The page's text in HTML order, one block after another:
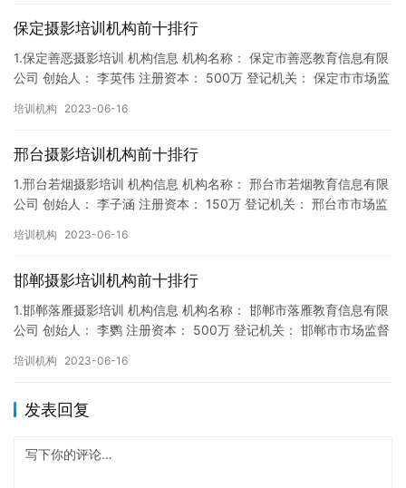
保定摄影培训机构前十排行
1.保定善恶摄影培训 机构信息 机构名称： 保定市善恶教育信息有限
公司 创始人： 李英伟 注册资本： 500万 登记机关： 保定市市场监
培训机构 2023-06-16
邢台摄影培训机构前十排行
1.邢台若烟摄影培训 机构信息 机构名称： 邢台市若烟教育信息有限
公司 创始人： 李子涵 注册资本： 150万 登记机关： 邢台市市场监
培训机构 2023-06-16
邯郸摄影培训机构前十排行
1.邯郸落雁摄影培训 机构信息 机构名称： 邯郸市落雁教育信息有限
公司 创始人： 李鹦 注册资本： 500万 登记机关： 邯郸市市场监督
培训机构 2023-06-16
发表回复